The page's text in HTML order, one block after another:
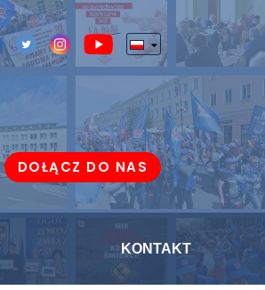
DOŁĄCZ DO NAS
KONTAKT